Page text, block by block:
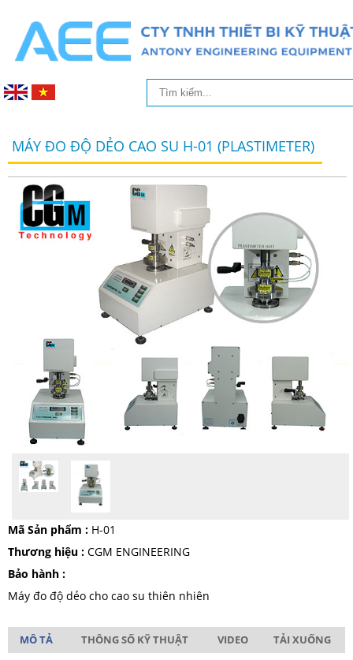
MÁY ĐO ĐỘ DẺO CAO SU H-01 (PLASTIMETER)
Mã Sản phẩm : H-01
Thương hiệu : CGM ENGINEERING
Bảo hành :
Máy đo độ dẻo cho cao su thiên nhiên
MÔ TẢ THÔNG SỐ KỸ THUẬT VIDEO
TẢI XUỐNG